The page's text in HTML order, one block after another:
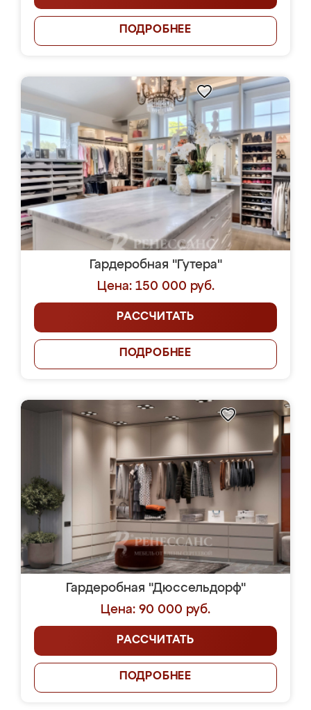
ПОДРОБНЕЕ
Гардеробная "Гутера"
Цена: 150 000 руб.
РАССЧИТАТЬ
ПОДРОБНЕЕ
Гардеробная "Дюссельдорф"
Цена: 90 000 руб.
РАССЧИТАТЬ
ПОДРОБНЕЕ